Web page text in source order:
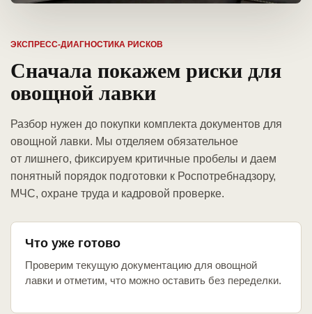
ЭКСПРЕСС-ДИАГНОСТИКА РИСКОВ
Сначала покажем риски для
овощной лавки
Разбор нужен до покупки комплекта документов для
овощной лавки. Мы отделяем обязательное
от лишнего, фиксируем критичные пробелы и даем
понятный порядок подготовки к Роспотребнадзору,
МЧС, охране труда и кадровой проверке.
Что уже готово
Проверим текущую документацию для овощной
лавки и отметим, что можно оставить без переделки.